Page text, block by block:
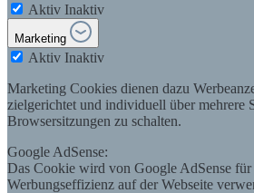
Aktiv Inaktiv
Marketing
Aktiv Inaktiv
Marketing Cookies dienen dazu
zielgerichtet und individuell über mehrere
Browsersitzungen zu schalten.
Google AdSense:
Das Cookie wird von Google AdSense
Werbungseffizienz auf der Webseite